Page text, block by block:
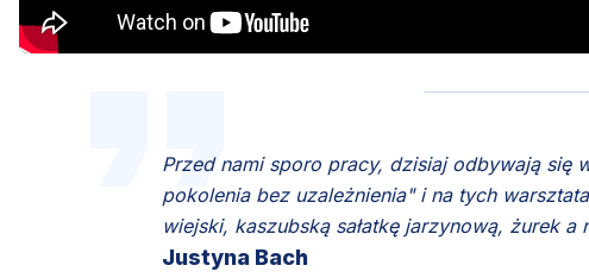
Przed nami sporo pracy, dzisiaj odbywają się
pokolenia bez uzależnienia" i na tych
wiejski, kaszubską sałatkę jarzynową, żurek a
Justyna Bach